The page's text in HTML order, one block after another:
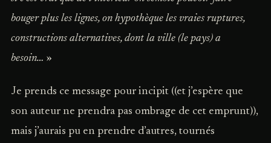
bouger plus les lignes, on hypothèque les vraies ruptures,
constructions alternatives, dont la ville (le pays) a
besoin… »
Je prends ce message pour incipit ((et j’espère que
son auteur ne prendra pas ombrage de cet emprunt)),
mais j’aurais pu en prendre d’autres, tournés